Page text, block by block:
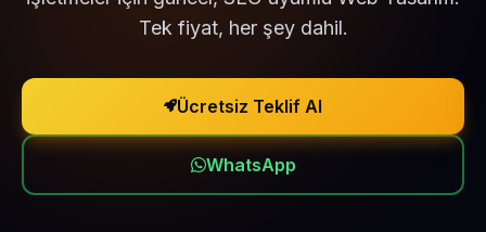
Tek fiyat, her şey dahil.
Ücretsiz Teklif Al
WhatsApp